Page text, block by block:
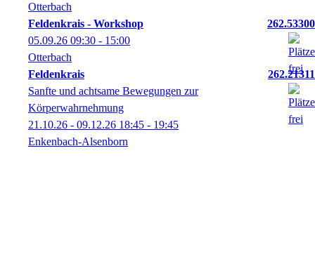
Otterbach
Feldenkrais - Workshop
262.53300
05.09.26 09:30 - 15:00
Otterbach
Feldenkrais
262.21311
Sanfte und achtsame Bewegungen zur
Körperwahrnehmung
21.10.26 - 09.12.26 18:45 - 19:45
Enkenbach-Alsenborn